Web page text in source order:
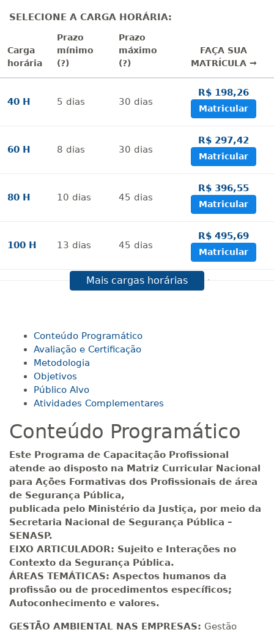
SELECIONE A CARGA HORÁRIA:
Carga
horária
Prazo
mínimo
(?)
Prazo
máximo
(?)
FAÇA SUA
MATRÍCULA →
40 H 5 dias 30 dias
R$ 198,26
Matricular
60 H 8 dias 30 dias
R$ 297,42
Matricular
80 H 10 dias 45 dias
R$ 396,55
Matricular
100 H 13 dias 45 dias
R$ 495,69
Matricular
dias 60dias
R$ 594,81
140 H 18dias 60dias
160 H 20 dias
180 H 23dias 90dias
R$ 892,23
200 H 25 dias 90dias
R$ 991,36
220 H
R$ 1.090,51
240 H 30dias 90dias
R$ 1.189,66
Matricular
260 H 33dias 90dias
Mais cargas horárias
Conteúdo Programático
Avaliação e Certificação
Metodologia
Objetivos
Público Alvo
Atividades Complementares
Conteúdo Programático
Este Programa de Capacitação Profissional
atende ao disposto na Matriz Curricular Nacional
para Ações Formativas dos Profissionais de área
de Segurança Pública,
publicada pelo Ministério da Justiça, por meio da
Secretaria Nacional de Segurança Pública –
SENASP.
EIXO ARTICULADOR: Sujeito e Interações no
Contexto da Segurança Pública.
ÁREAS TEMÁTICAS: Aspectos humanos da
profissão ou de procedimentos específicos;
Autoconhecimento e valores.
GESTÃO AMBIENTAL NAS EMPRESAS: Gestão